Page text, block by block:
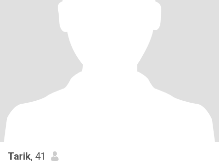
Tarik, 41